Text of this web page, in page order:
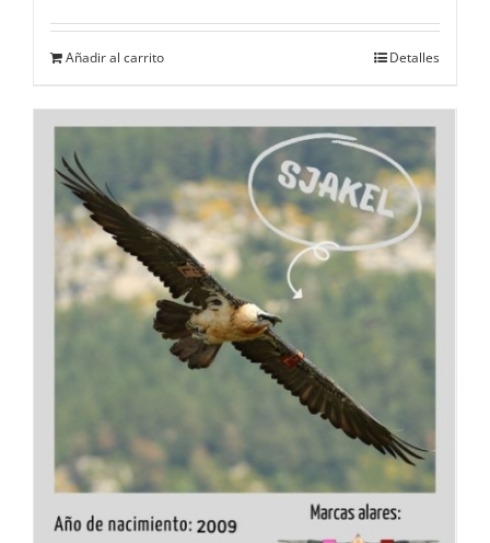
Añadir al carrito Detalles